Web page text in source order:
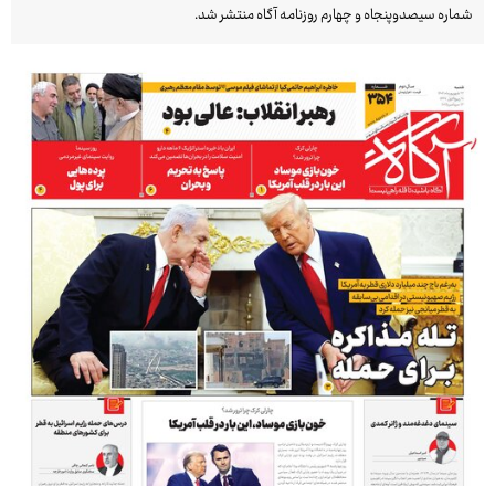
شماره سیصدوپنجاه و چهارم روزنامه آگاه منتشر شد.